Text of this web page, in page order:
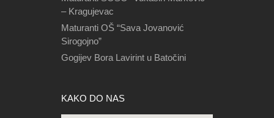
– Kragujevac
Maturanti OŠ “Sava Jovanović
Sirogojno”
Gogijev Bora Lavirint u Batočini
KAKO DO NAS